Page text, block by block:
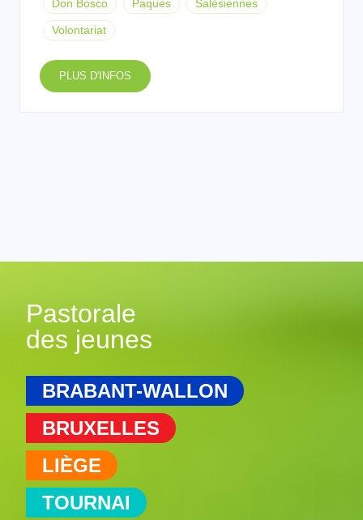
Don Bosco Paques Salésiennes
Volontariat
PLUS D'INFOS
Pastorale
des jeunes
BRABANT-WALLON
BRUXELLES
LIÈGE
TOURNAI